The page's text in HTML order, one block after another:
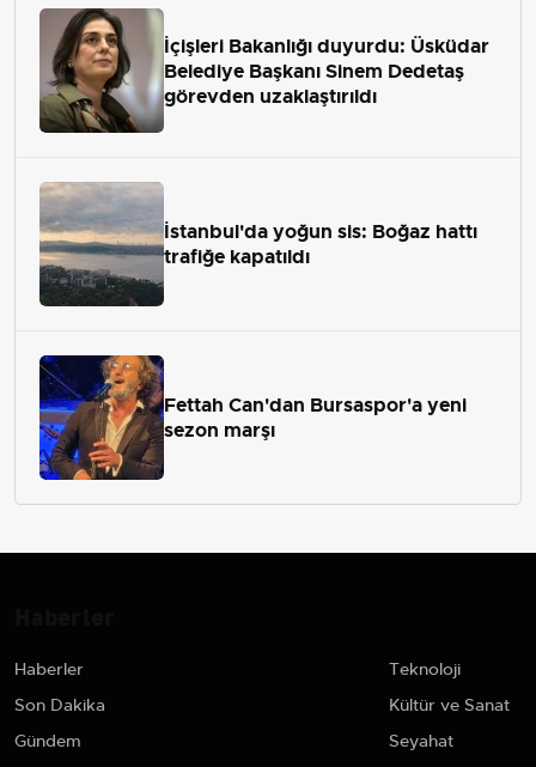
İçişleri Bakanlığı duyurdu: Üsküdar
Belediye Başkanı Sinem Dedetaş
görevden uzaklaştırıldı
İstanbul'da yoğun sis: Boğaz hattı
trafiğe kapatıldı
Fettah Can'dan Bursaspor'a yeni
sezon marşı
Haberler
Son Dakika
Gündem
Teknoloji
Kültür ve Sanat
Seyahat